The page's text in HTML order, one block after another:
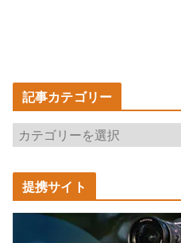
記事カテゴリー
記
カ
テ
ゴ
提携サイト